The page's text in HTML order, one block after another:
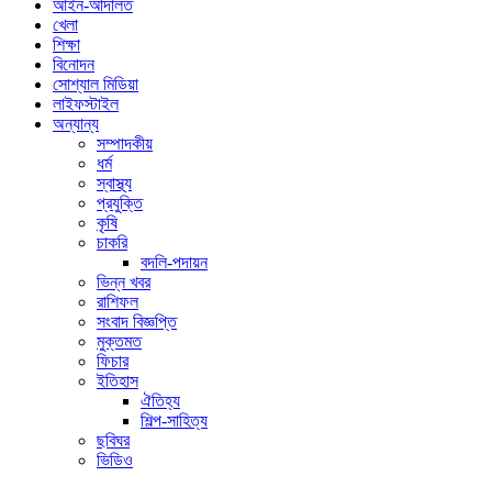
আইন-আদালত
খেলা
শিক্ষা
বিনোদন
সোশ্যাল মিডিয়া
লাইফস্টাইল
অন্যান্য
সম্পাদকীয়
ধর্ম
স্বাস্থ্য
প্রযুক্তি
কৃষি
চাকরি
বদলি-পদায়ন
ভিন্ন খবর
রাশিফল
সংবাদ বিজ্ঞপ্তি
মুক্তমত
ফিচার
ইতিহাস
ঐতিহ্য
শিল্প-সাহিত্য
ছবিঘর
ভিডিও